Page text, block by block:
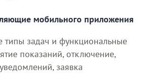
мобильного приложения
типы задач и функциональные
показаний, отключение,
заявка